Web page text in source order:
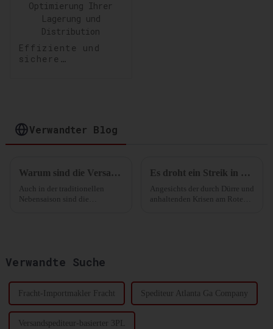
Effiziente und
sichere
Verwandter Blog
Warum sind die Versandkosten im Mai so stark gestiegen?
Auch in der traditionellen
Nebensaison sind die
Es droht ein Streik in den Häfen der Ostküste! US-Einzelhändler decken sich frühzeitig ein!
Angesichts der durch Dürre und
anhaltenden Krisen am Roten
gewarnt ...
Verwandte Suche
Fracht-Importmakler Fracht Spediteur Atlanta Ga Company
Versandspediteur-basierter 3PL